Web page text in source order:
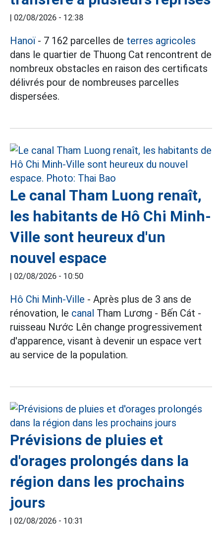
| 02/08/2026 - 12:38
Hanoï- 7 162 parcelles de terres agricoles
dans le quartier de Thuong Cat rencontrent de
nombreux obstacles en raison des certificats
délivrés pour de nombreuses parcelles
dispersées.
Le canal Tham Luong renaît,
les habitants de Hô Chi Minh-
Ville sont heureux d'un
nouvel espace
| 02/08/2026 - 10:50
Hô Chi Minh-Ville - Après plus de 3 ans de
rénovation, le canal Tham Lương - Bến Cát -
ruisseau Nước Lên change progressivement
d'apparence, visant à devenir un espace vert
au service de la population.
Prévisions de pluies et
d'orages prolongés dans la
région dans les prochains
jours
| 02/08/2026 - 10:31